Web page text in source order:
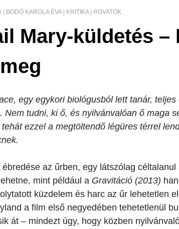
BODÓ KAROLA ÉVA KRITIKA ROVATOK
Mary-küldetés –
egy egykori biológusból lett tanár,
Nem tudni, ki ő, és nyilvánvalóan ő maga
ezzel a megtöltendő légüres térrel
ébredése az űrben, egy látszólag
mint például a Gravitáció (2013)
küzdelem és harc az űr lehetetlen
a film első negyedében tehetetlenül
át – mindezt úgy, hogy közben